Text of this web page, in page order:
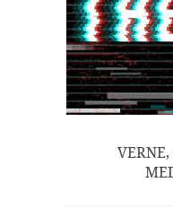
VERNE,